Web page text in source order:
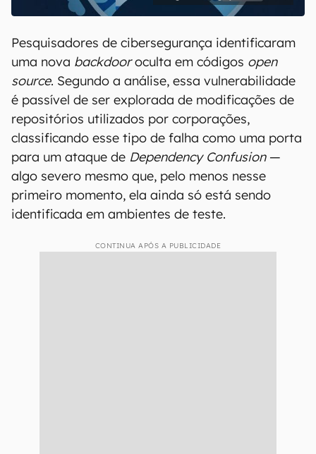
Pesquisadores de cibersegurança identificaram
uma nova backdooroculta em códigos open
source. Segundo a análise, essa vulnerabilidade
é passível de ser explorada de modificações de
repositórios utilizados por corporações,
classificando esse tipo de falha como uma porta
para um ataque de Dependency Confusion—
algo severo mesmo que, pelo menos nesse
primeiro momento, ela ainda só está sendo
identificada em ambientes de teste.
CONTINUA APÓS A PUBLICIDADE